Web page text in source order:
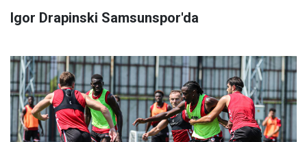
Igor Drapinski Samsunspor'da